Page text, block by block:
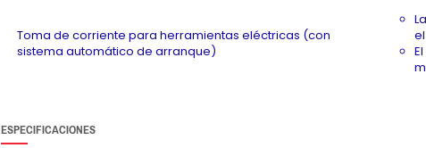
Toma de corriente para herramientas eléctricas (con
sistema automático de arranque)
ESPECIFICACIONES